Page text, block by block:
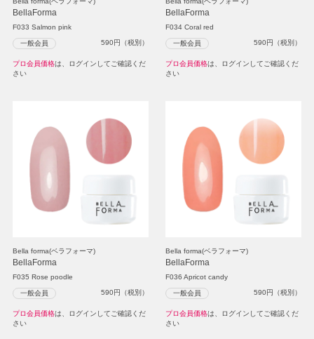
BellaForma
F033 Salmon pink
一般会員 590円（税別）
プロ会員価格は、ログインしてご確認くだ
さい
BellaForma
F034 Coral red
一般会員 590円（税別）
プロ会員価格は、ログインしてご確認くだ
さい
Bella forma(ベラフォーマ)
BellaForma
F035 Rose poodle
一般会員 590円（税別）
プロ会員価格は、ログインしてご確認くだ
さい
Bella forma(ベラフォーマ)
BellaForma
F036 Apricot candy
一般会員 590円（税別）
プロ会員価格は、ログインしてご確認くだ
さい